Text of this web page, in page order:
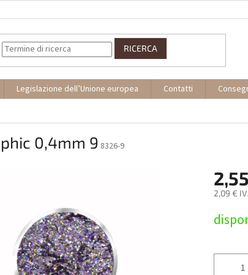
RICERCA
Legislazione dell’Unione europea Contatti
0,4mm 9 8326-9
2,09 €
della